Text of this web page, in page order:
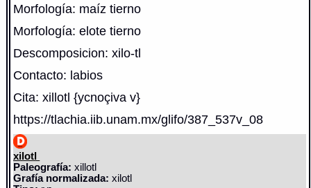
Morfología: maíz tierno
Morfología: elote tierno
Descomposicion: xilo-tl
Contacto: labios
Cita: xillotl {ycnoçiva v}
https://tlachia.iib.unam.mx/glifo/387_537v_08
xilotl
Paleografía: xillotl
Grafía normalizada: xilotl